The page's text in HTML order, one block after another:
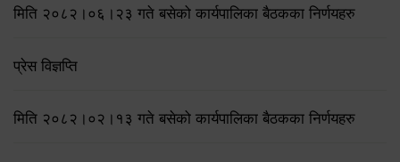
मिति २०८२।०६।२३ गते बसेको कार्यपालिका बैठकका निर्णयहरु
प्रेस विज्ञप्ति
मिति २०८२।०२।१३ गते बसेको कार्यपालिका बैठकका निर्णयहरु